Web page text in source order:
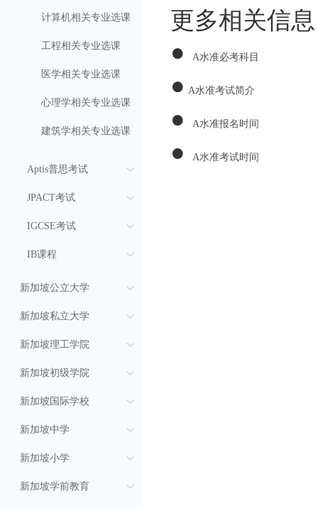
计算机相关专业选课
工程相关专业选课
医学相关专业选课
心理学相关专业选课
建筑学相关专业选课
Aptis普思考试
JPACT考试
IGCSE考试
IB课程
新加坡公立大学
新加坡私立大学
新加坡理工学院
新加坡初级学院
新加坡国际学校
新加坡中学
新加坡小学
新加坡学前教育
更多相关信息
●
A水准必考科目
● A水准考试简介
● A水准报名时间
● A水准考试时间